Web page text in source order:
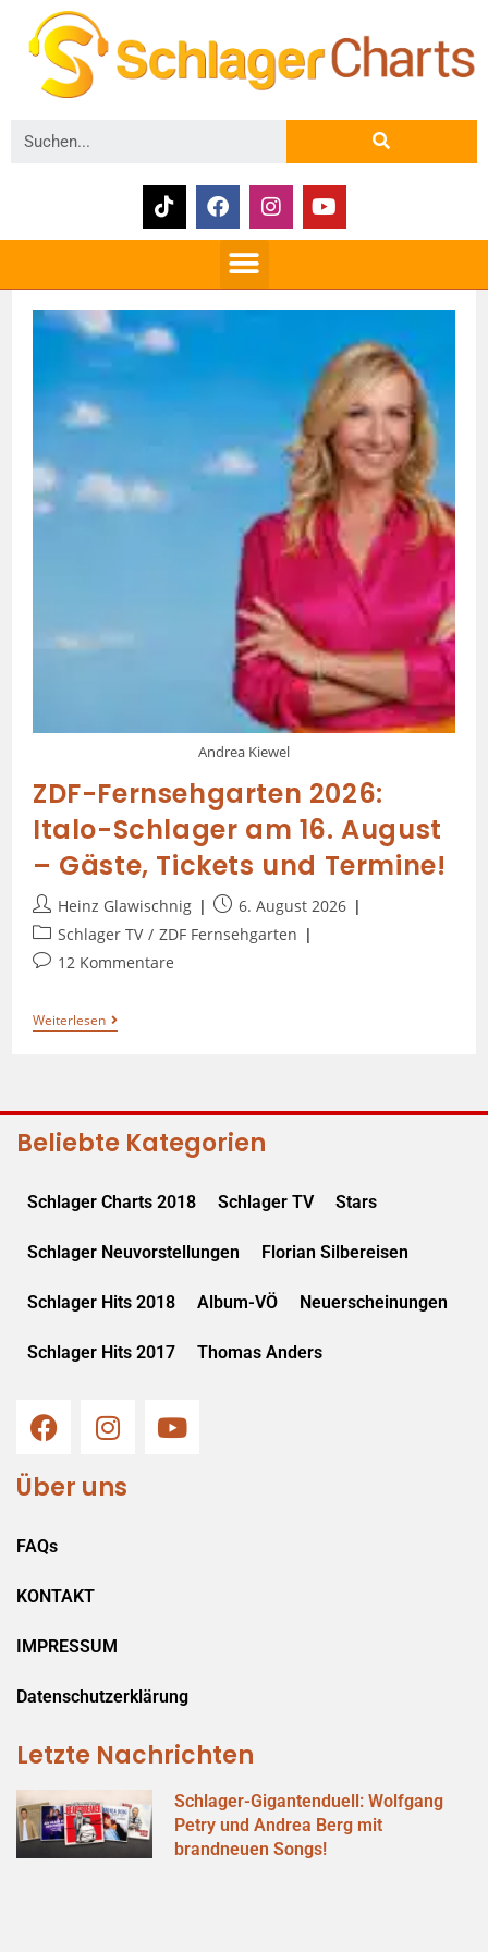
Andrea Kiewel
ZDF-Fernsehgarten 2026:
Italo-Schlager am 16. August
– Gäste, Tickets und Termine!
Heinz Glawischnig
6. August 2026
Schlager TV / ZDF Fernsehgarten
12 Kommentare
Weiterlesen
Beliebte Kategorien
Schlager Charts 2018 Schlager TV Stars
Schlager Neuvorstellungen Florian Silbereisen
Schlager Hits 2018 Album-VÖ Neuerscheinungen
Schlager Hits 2017 Thomas Anders
Über uns
FAQs
KONTAKT
IMPRESSUM
Datenschutzerklärung
Letzte Nachrichten
Schlager-Gigantenduell: Wolfgang
Petry und Andrea Berg mit
brandneuen Songs!